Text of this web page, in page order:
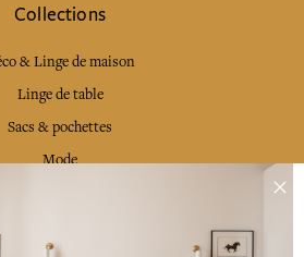
Collections
& Linge de maison
Linge de table
Sacs & pochettes
Mode